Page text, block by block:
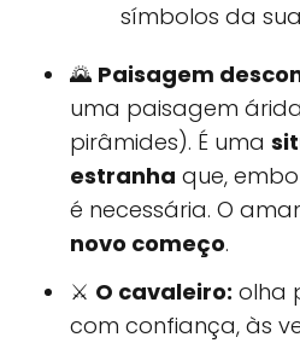
símbolos da
🌄 Paisagem
uma paisagem
pirâmides). É uma
estranha que,
é necessária. O
novo começo.
⚔️ O cavaleiro: olha
com confiança, às